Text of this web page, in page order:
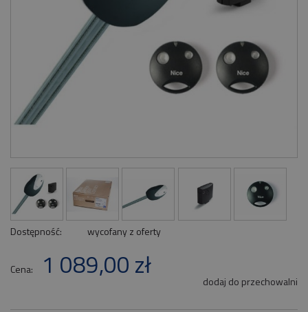
Dostępność: wycofany z oferty
Cena: 1 089,00 zł dodaj do przechowalni